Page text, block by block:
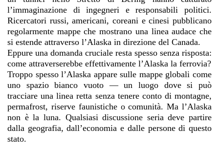
l’immaginazione di ingegneri e responsabili politici.
Ricercatori russi, americani, coreani e cinesi pubblicano
regolarmente mappe che mostrano una linea audace che
si estende attraverso l’Alaska in direzione del Canada.
Eppure una domanda cruciale resta spesso senza risposta:
come attraverserebbe effettivamente l’Alaska la ferrovia?
Troppo spesso l’Alaska appare sulle mappe globali come
uno spazio bianco vuoto — un luogo dove si può
tracciare una linea retta senza tenere conto di montagne,
permafrost, riserve faunistiche o comunità. Ma l’Alaska
non è la luna. Qualsiasi discussione seria deve partire
dalla geografia, dall’economia e dalle persone di questo
stato.